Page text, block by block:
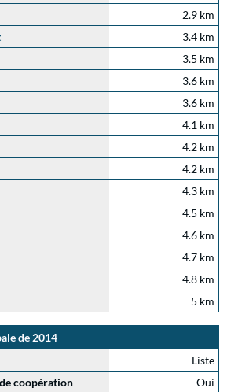
2.9 km
3.4 km
3.5 km
3.6 km
3.6 km
4.1 km
4.2 km
4.2 km
4.3 km
4.5 km
4.6 km
4.7 km
4.8 km
5 km
de 2014
Liste
coopération
Oui